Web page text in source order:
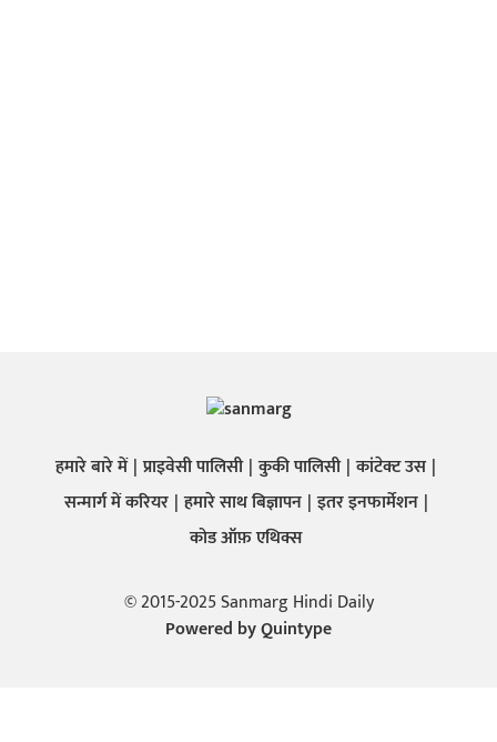
हमारे बारे में प्राइवेसी पालिसी कुकी पालिसी कांटेक्ट उस
सन्मार्ग में करियर हमारे साथ बिज्ञापन इतर इनफार्मेशन
कोड ऑफ़ एथिक्स
© 2015-2025 Sanmarg Hindi Daily
Powered byQuintype